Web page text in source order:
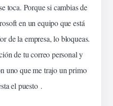
toca. Porque si cambias de
en un equipo que está
de la empresa, lo bloqueas.
de tu correo personal y
uno que me trajo un primo
el puesto .